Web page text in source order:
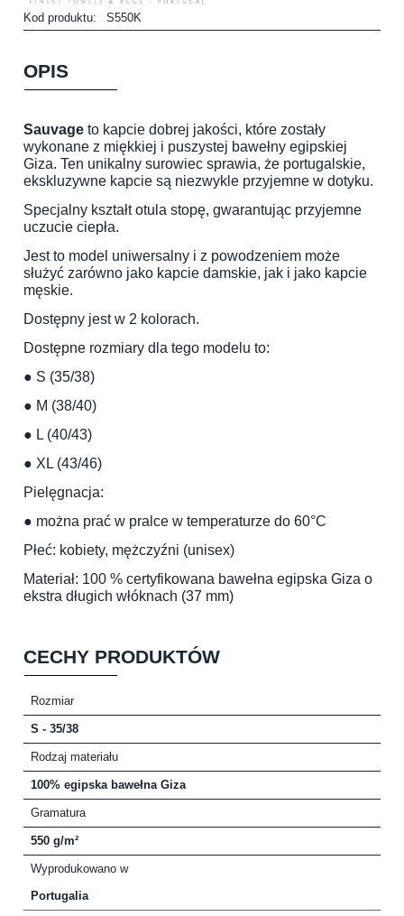
Kod produktu: S550K
OPIS
Sauvage to kapcie dobrej jakości, które zostały
wykonane z miękkiej i puszystej bawełny egipskiej
Giza. Ten unikalny surowiec sprawia, że portugalskie,
ekskluzywne kapcie są niezwykle przyjemne w dotyku.
Specjalny kształt otula stopę, gwarantując przyjemne
uczucie ciepła.
Jest to model uniwersalny i z powodzeniem może
służyć zarówno jako kapcie damskie, jak i jako kapcie
męskie.
Dostępny jest w 2 kolorach.
Dostępne rozmiary dla tego modelu to:
● S (35/38)
● M (38/40)
● L (40/43)
● XL (43/46)
Pielęgnacja:
● można prać w pralce w temperaturze do 60°C
Płeć: kobiety, mężczyźni (unisex)
Materiał: 100 % certyfikowana bawełna egipska Giza o
ekstra długich włóknach (37 mm)
CECHY PRODUKTÓW
Rozmiar
S - 35/38
Rodzaj materiału
100% egipska bawełna Giza
Gramatura
550 g/m²
Wyprodukowano w
Portugalia